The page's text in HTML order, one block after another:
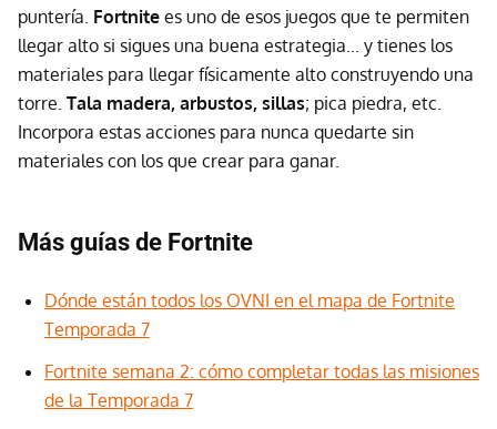
puntería. Fortnite es uno de esos juegos que te permiten
llegar alto si sigues una buena estrategia... y tienes los
materiales para llegar físicamente alto construyendo una
torre. Tala madera, arbustos, sillas; pica piedra, etc.
Incorpora estas acciones para nunca quedarte sin
materiales con los que crear para ganar.
Más guías de Fortnite
Dónde están todos los OVNI en el mapa de Fortnite
Temporada 7
Fortnite semana 2: cómo completar todas las misiones
de la Temporada 7